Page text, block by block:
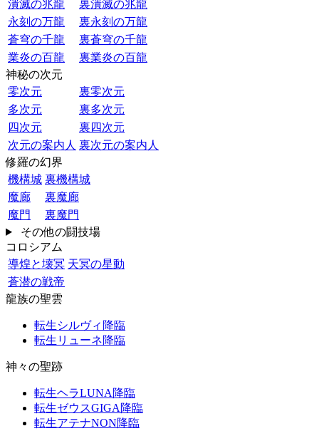
潰滅の兆龍
裏潰滅の兆龍
永刻の万龍
裏永刻の万龍
蒼穹の千龍
裏蒼穹の千龍
業炎の百龍
裏業炎の百龍
神秘の次元
零次元
裏零次元
多次元
裏多次元
四次元
裏四次元
次元の案内人 裏次元の案内人
修羅の幻界
機構城 裏機構城
魔廊
裏魔廊
魔門
裏魔門
その他の闘技場
コロシアム
導煌と壊冥 天冥の星動
蒼潜の戦帝
龍族の聖雲
転生シルヴィ降臨
転生リューネ降臨
神々の聖跡
転生ヘラLUNA降臨
転生ゼウスGIGA降臨
転生アテナNON降臨